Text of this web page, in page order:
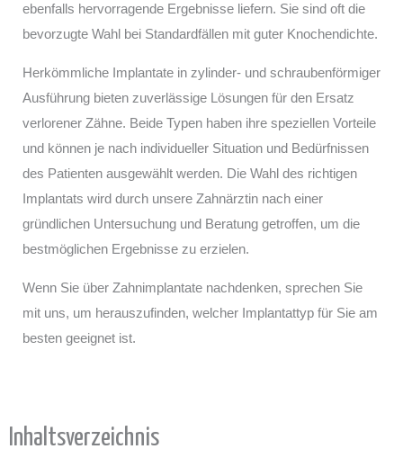
Inhaltsverzeichnis
ebenfalls hervorragende Ergebnisse liefern. Sie sind oft die
bevorzugte Wahl bei Standardfällen mit guter Knochendichte.
Herkömmliche Implantate in zylinder- und schraubenförmiger
Ausführung bieten zuverlässige Lösungen für den Ersatz
verlorener Zähne. Beide Typen haben ihre speziellen Vorteile
und können je nach individueller Situation und Bedürfnissen
des Patienten ausgewählt werden. Die Wahl des richtigen
Implantats wird durch unsere Zahnärztin nach einer
gründlichen Untersuchung und Beratung getroffen, um die
bestmöglichen Ergebnisse zu erzielen.
Wenn Sie über Zahnimplantate nachdenken, sprechen Sie
mit uns, um herauszufinden, welcher Implantattyp für Sie am
besten geeignet ist.